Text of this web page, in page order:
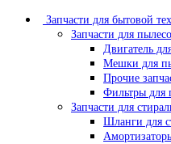
Запчасти для бытовой
Запчасти для
Двигатель
Мешки для
Прочие
Фильтры для
Запчасти для
Шланги для